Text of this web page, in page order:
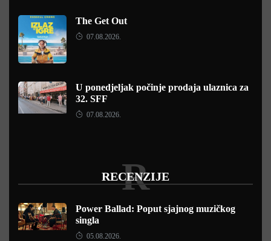
The Get Out
07.08.2026.
U ponedjeljak počinje prodaja ulaznica za
32. SFF
07.08.2026.
RECENZIJE
R
Power Ballad: Poput sjajnog muzičkog
singla
05.08.2026.